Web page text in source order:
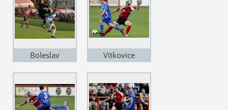
Boleslav Vítkovice